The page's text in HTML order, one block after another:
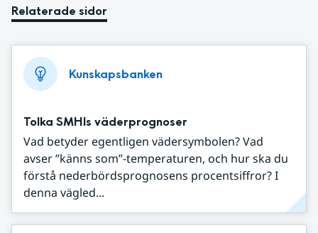
Relaterade sidor
Kunskapsbanken
Tolka SMHIs väderprognoser
Vad betyder egentligen vädersymbolen? Vad
avser ”känns som”-temperaturen, och hur ska du
förstå nederbördsprognosens procentsiffror? I
denna vägled...